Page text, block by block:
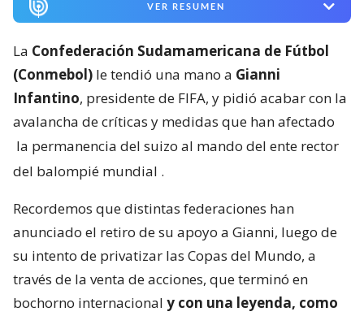
VER RESUMEN
La Confederación Sudamamericana de Fútbol
(Conmebol) le tendió una mano a Gianni
Infantino, presidente de FIFA, y pidió acabar con la
avalancha de críticas y medidas que han afectado
la permanencia del suizo al mando del ente rector
del balompié mundial .
Recordemos que distintas federaciones han
anunciado el retiro de su apoyo a Gianni, luego de
su intento de privatizar las Copas del Mundo, a
través de la venta de acciones, que terminó en
bochorno internacional y con una leyenda, como